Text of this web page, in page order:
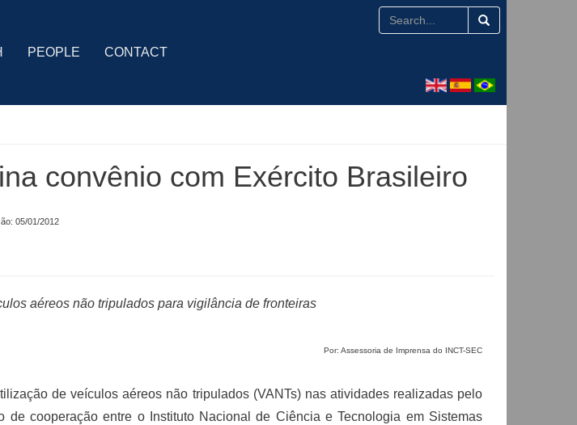
PEOPLE CONTACT
convênio com Exército Brasileiro
05/01/2012
aéreos não tripulados para vigilância de fronteiras
Por: Assessoria de Imprensa do INCT-SEC
de veículos aéreos não tripulados (VANTs) nas atividades realizadas pelo
de cooperação entre o Instituto Nacional de Ciência e Tecnologia em Sistemas